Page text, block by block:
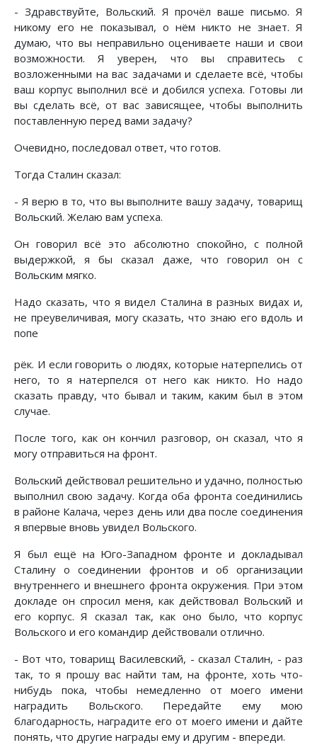
- Здравствуйте, Вольский. Я прочёл ваше письмо. Я
никому его не показывал, о нём никто не знает. Я
думаю, что вы неправильно оцениваете наши и свои
возможности. Я уверен, что вы справитесь с
возложенными на вас задачами и сделаете всё, чтобы
ваш корпус выполнил всё и добился успеха. Готовы ли
вы сделать всё, от вас зависящее, чтобы выполнить
поставленную перед вами задачу?
Очевидно, последовал ответ, что готов.
Тогда Сталин сказал:
- Я верю в то, что вы выполните вашу задачу, товарищ
Вольский. Желаю вам успеха.
Он говорил всё это абсолютно спокойно, с полной
выдержкой, я бы сказал даже, что говорил он с
Вольским мягко.
Надо сказать, что я видел Сталина в разных видах и,
не преувеличивая, могу сказать, что знаю его вдоль и
попе
рёк. И если говорить о людях, которые натерпелись от
него, то я натерпелся от него как никто. Но надо
сказать правду, что бывал и таким, каким был в этом
случае.
После того, как он кончил разговор, он сказал, что я
могу отправиться на фронт.
Вольский действовал решительно и удачно, полностью
выполнил свою задачу. Когда оба фронта соединились
в районе Калача, через день или два после соединения
я впервые вновь увидел Вольского.
Я был ещё на Юго-Западном фронте и докладывал
Сталину о соединении фронтов и об организации
внутреннего и внешнего фронта окружения. При этом
докладе он спросил меня, как действовал Вольский и
его корпус. Я сказал так, как оно было, что корпус
Вольского и его командир действовали отлично.
- Вот что, товарищ Василевский, - сказал Сталин, - раз
так, то я прошу вас найти там, на фронте, хоть что-
нибудь пока, чтобы немедленно от моего имени
наградить Вольского. Передайте ему мою
благодарность, наградите его от моего имени и дайте
понять, что другие награды ему и другим - впереди.